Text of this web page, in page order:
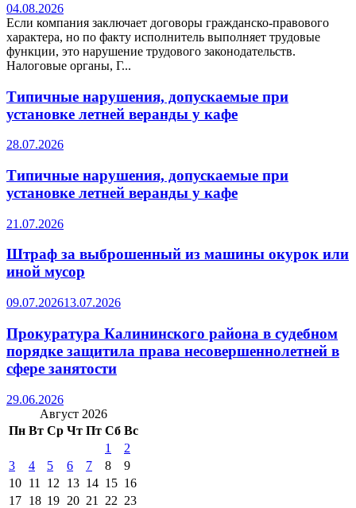
04.08.2026
Если компания заключает договоры гражданско-правового
характера, но по факту исполнитель выполняет трудовые
функции, это нарушение трудового законодательств.
Налоговые органы, Г...
Типичные нарушения, допускаемые при
установке летней веранды у кафе
28.07.2026
Типичные нарушения, допускаемые при
установке летней веранды у кафе
21.07.2026
Штраф за выброшенный из машины окурок или
иной мусор
09.07.202613.07.2026
Прокуратура Калининского района в судебном
порядке защитила права несовершеннолетней в
сфере занятости
29.06.2026
Август 2026
Пн Вт Ср Чт Пт Сб Вс
1
2
3
4 5 6 7 8
9
10 11 12 13 14 15 16
17 18 19 20 21 22 23